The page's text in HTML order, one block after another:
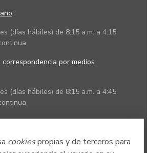
cookiespropias y de terceros para
:
(días hábiles) de 8:15 a.m. a 4:15
correspondencia por medios
(días hábiles) de 8:15 a.m. a 4:45